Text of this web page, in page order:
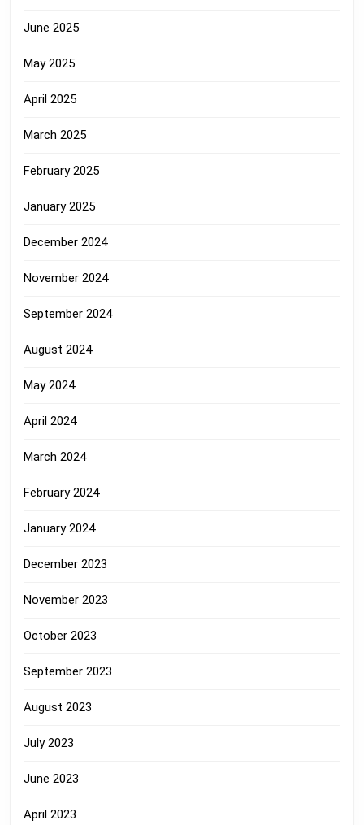
June 2025
May 2025
April 2025
March 2025
February 2025
January 2025
December 2024
November 2024
September 2024
August 2024
May 2024
April 2024
March 2024
February 2024
January 2024
December 2023
November 2023
October 2023
September 2023
August 2023
July 2023
June 2023
April 2023